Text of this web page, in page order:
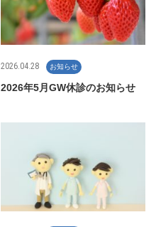
2026.04.28 お知らせ
2026年5月GW休診のお知らせ